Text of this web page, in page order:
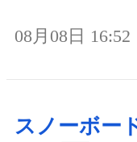
08月08日 16:52
スノーボー